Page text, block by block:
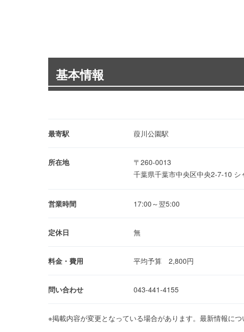
基本情報
最寄駅 葭川公園駅
所在地
〒260-0013
千葉県千葉市中央区中央2-7-10
営業時間 17:00～翌5:00
定休日 無
料金・費用 平均予算 2,800円
問い合わせ 043-441-4155
※掲載内容が変更となっている場合があります。最新情報に